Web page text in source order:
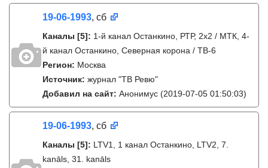
19-06-1993, сб
Каналы [5]: 1-й канал Останкино, РТР, 2х2 / МТК, 4-
й канал Останкино, Северная корона / ТВ-6
Регион: Москва
Источник: журнал "ТВ Ревю"
Добавил на сайт: Анонимус (2019-07-05 01:50:03)
19-06-1993, сб
Каналы [5]: LTV1, 1 канал Останкино, LTV2, 7.
kanāls, 31. kanāls